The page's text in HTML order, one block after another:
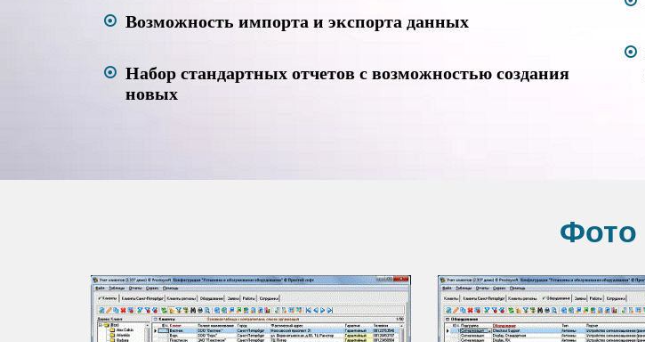
Возможность импорта и экспорта данных
Набор стандартных отчетов с возможностью создания
новых
Фото